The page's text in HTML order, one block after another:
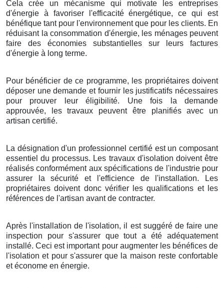
Cela crée un mécanisme qui motivate les entreprises
d'énergie à favoriser l'efficacité énergétique, ce qui est
bénéfique tant pour l'environnement que pour les clients. En
réduisant la consommation d'énergie, les ménages peuvent
faire des économies substantielles sur leurs factures
d'énergie à long terme.
Pour bénéficier de ce programme, les propriétaires doivent
déposer une demande et fournir les justificatifs nécessaires
pour prouver leur éligibilité. Une fois la demande
approuvée, les travaux peuvent être planifiés avec un
artisan certifié.
La désignation d'un professionnel certifié est un composant
essentiel du processus. Les travaux d'isolation doivent être
réalisés conformément aux spécifications de l'industrie pour
assurer la sécurité et l'efficience de l'installation. Les
propriétaires doivent donc vérifier les qualifications et les
références de l'artisan avant de contracter.
Après l'installation de l'isolation, il est suggéré de faire une
inspection pour s'assurer que tout a été adéquatement
installé. Ceci est important pour augmenter les bénéfices de
l'isolation et pour s'assurer que la maison reste confortable
et économe en énergie.